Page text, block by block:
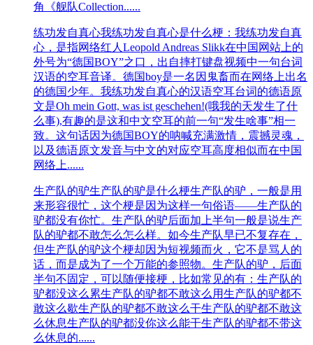
角《舰队Collection......
练功发自真心我练功发自真心是什么梗：我练功发自真
心，是指网络红人Leopold Andreas Slikk在中国网站上的
外号为“德国BOY”之口，出自摔打键盘视频中一句台词
汉语的空耳音译。德国boy是一名因鬼畜而在网络上出名
的德国少年。我练功发自真心的汉语空耳台词的德语原
文是Oh mein Gott, was ist geschehen!(哦我的天发生了什
么事),有趣的是这和中文空耳的前一句“发生啥事”相一
致。这句话因为德国BOY的呐喊充满激情，震撼灵魂，
以及德语原文发音与中文的对应空耳高度相似而在中国
网络上......
生产队的驴生产队的驴是什么梗生产队的驴，一般是用
来形容很忙，这个梗是因为这样一句俗语——生产队的
驴都没有你忙。生产队的驴后面加上半句一般是说生产
队的驴都不敢怎么怎么样。如今生产队早已不复存在，
但生产队的驴这个梗却因为短视频而火，它不是骂人的
话，而是成为了一个万能的参照物。生产队的驴，后面
半句不固定，可以随便接梗，比如常见的有：生产队的
驴都没这么累生产队的驴都不敢这么用生产队的驴都不
敢这么歇生产队的驴都不敢这么干生产队的驴都不敢这
么休息生产队的驴都没你这么能干生产队的驴都不带这
么休息的......